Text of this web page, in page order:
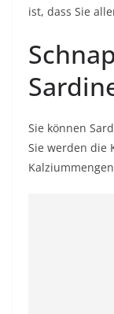
ist, dass Sie
Sie können
Sie werden die